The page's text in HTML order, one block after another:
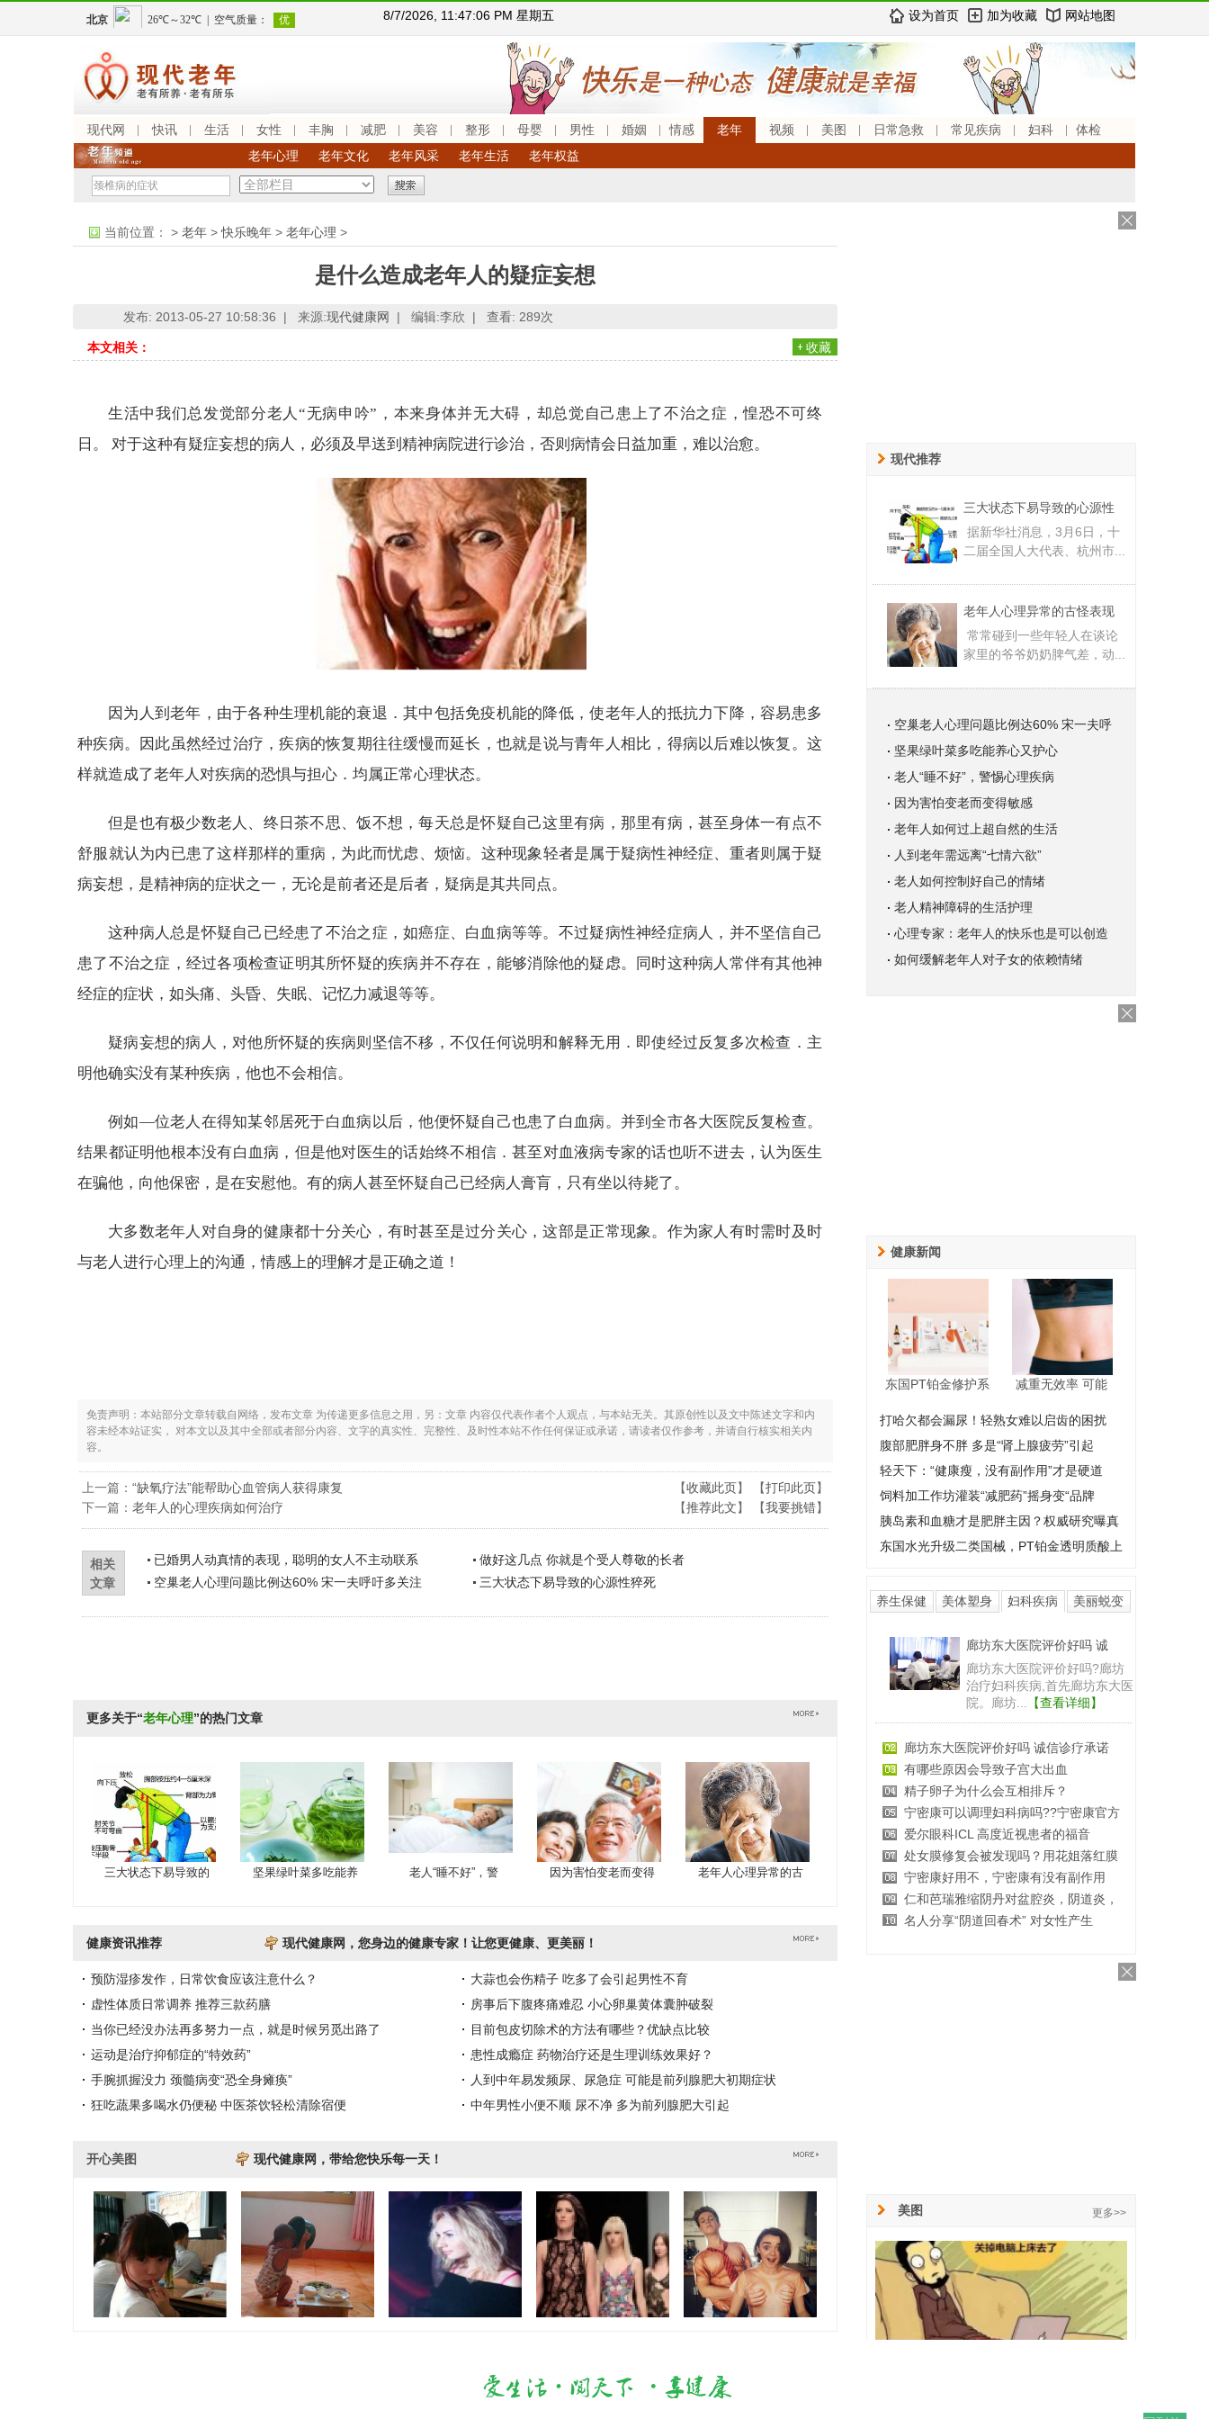
8/7/2026, 11:47:07 PM 星期五 设为首页 加为收藏 网站地图
现代网 快讯 生活 女性 丰胸 减肥 美容 整形 母婴 男性 婚姻 情感 老年 视频 美图 日常急救 常见疾病 妇科
体检
老年心理
老年文化 老年风采 老年生活 老年权益
当前位置： > 老年 >快乐晚年 > 老年心理 >
是什么造成老年人的疑症妄想
发布: 2013-05-27 10:58:36 | 来源:现代健康网 | 编辑:李欣 | 查看: 289次
本文相关： 收藏
生活中我们总发觉部分老人“无病申吟”，本来身体并无大碍，却总觉自己患上了不治之症，惶恐不可终
日。 对于这种有疑症妄想的病人，必须及早送到精神病院进行诊治，否则病情会日益加重，难以治愈。
因为人到老年，由于各种生理机能的衰退．其中包括免疫机能的降低，使老年人的抵抗力下降，容易患多
种疾病。因此虽然经过治疗，疾病的恢复期往往缓慢而延长，也就是说与青年人相比，得病以后难以恢复。这
样就造成了老年人对疾病的恐惧与担心．均属正常心理状态。
但是也有极少数老人、终日茶不思、饭不想，每天总是怀疑自己这里有病，那里有病，甚至身体一有点不
舒服就认为内已患了这样那样的重病，为此而忧虑、烦恼。这种现象轻者是属于疑病性神经症、重者则属于疑
病妄想，是精神病的症状之一，无论是前者还是后者，疑病是其共同点。
这种病人总是怀疑自己已经患了不治之症，如癌症、白血病等等。不过疑病性神经症病人，并不坚信自己
患了不治之症，经过各项检查证明其所怀疑的疾病并不存在，能够消除他的疑虑。同时这种病人常伴有其他神
经症的症状，如头痛、头昏、失眠、记忆力减退等等。
疑病妄想的病人，对他所怀疑的疾病则坚信不移，不仅任何说明和解释无用．即使经过反复多次检查．主
明他确实没有某种疾病，他也不会相信。
例如—位老人在得知某邻居死于白血病以后，他便怀疑自己也患了白血病。并到全市各大医院反复检查。
结果都证明他根本没有白血病，但是他对医生的话始终不相信．甚至对血液病专家的话也听不进去，认为医生
在骗他，向他保密，是在安慰他。有的病人甚至怀疑自己已经病人膏肓，只有坐以待毙了。
大多数老年人对自身的健康都十分关心，有时甚至是过分关心，这部是正常现象。作为家人有时需时及时
与老人进行心理上的沟通，情感上的理解才是正确之道！
免责声明：本站部分文章转载自网络，发布文章 为传递更多信息之用，另：文章 内容仅代表作者个人观点，与本站无关。其原创性以及文中陈述文字和内
容未经本站证实， 对本文以及其中全部或者部分内容、文字的真实性、完整性、及时性本站不作任何保证或承诺，请读者仅作参考，并请自行核实相关内
容。
上一篇： “缺氧疗法”能帮助心血管病人获得康复
下一篇： 老年人的心理疾病如何治疗
【收藏此页】 【打印此页】
【推荐此文】 【我要挑错】
相关
文章
已婚男人动真情的表现，聪明的女人不主动联系
做好这几点 你就是个受人尊敬的长者
空巢老人心理问题比例达60% 宋一夫呼吁多关注
三大状态下易导致的心源性猝死
更多关于“老年心理”的热门文章
三大状态下易导致的 坚果绿叶菜多吃能养 老人“睡不好”，警 因为害怕变老而变得 老年人心理异常的古
健康资讯推荐 现代健康网，您身边的健康专家！让您更健康、更美丽！
预防湿疹发作，日常饮食应该注意什么？
虚性体质日常调养 推荐三款药膳
当你已经没办法再多努力一点，就是时候另觅出路了
运动是治疗抑郁症的“特效药”
手腕抓握没力 颈髓病变“恐全身瘫痪”
狂吃蔬果多喝水仍便秘 中医茶饮轻松清除宿便
大蒜也会伤精子 吃多了会引起男性不育
房事后下腹疼痛难忍 小心卵巢黄体囊肿破裂
目前包皮切除术的方法有哪些？优缺点比较
患性成瘾症 药物治疗还是生理训练效果好？
人到中年易发频尿、尿急症 可能是前列腺肥大初期症状
中年男性小便不顺 尿不净 多为前列腺肥大引起
开心美图 现代健康网，带给您快乐每一天！
现代推荐
三大状态下易导致的心源性
据新华社消息，3月6日，十
二届全国人大代表、杭州市...
老年人心理异常的古怪表现
常常碰到一些年轻人在谈论
家里的爷爷奶奶脾气差，动...
空巢老人心理问题比例达60% 宋一夫呼
坚果绿叶菜多吃能养心又护心
老人“睡不好”，警惕心理疾病
因为害怕变老而变得敏感
老年人如何过上超自然的生活
人到老年需远离“七情六欲”
老人如何控制好自己的情绪
老人精神障碍的生活护理
心理专家：老年人的快乐也是可以创造
如何缓解老年人对子女的依赖情绪
健康新闻
东国PT铂金修护系 减重无效率 可能
打哈欠都会漏尿！轻熟女难以启齿的困扰
腹部肥胖身不胖 多是“肾上腺疲劳”引起
轻天下：“健康瘦，没有副作用”才是硬道
饲料加工作坊灌装“减肥药”摇身变“品牌
胰岛素和血糖才是肥胖主因？权威研究曝真
东国水光升级二类国械，PT铂金透明质酸上
养生保健 美体塑身 妇科疾病 美丽蜕变
廊坊东大医院评价好吗 诚
廊坊东大医院评价好吗?廊坊
治疗妇科疾病,首先廊坊东大医
院。廊坊...
【查看详细】
廊坊东大医院评价好吗 诚信诊疗承诺
有哪些原因会导致子宫大出血
精子卵子为什么会互相排斥？
宁密康可以调理妇科病吗??宁密康官方
爱尔眼科ICL 高度近视患者的福音
处女膜修复会被发现吗？用花姐落红膜
宁密康好用不，宁密康有没有副作用
仁和芭瑞雅缩阴丹对盆腔炎，阴道炎，
名人分享“阴道回春术” 对女性产生
美图 更多>>